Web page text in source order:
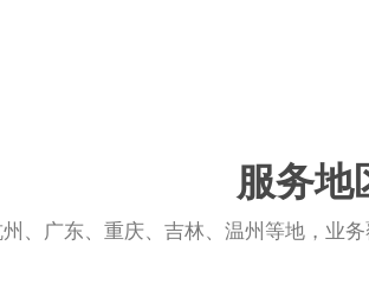
服务地
、广东、重庆、吉林、温州等地，业